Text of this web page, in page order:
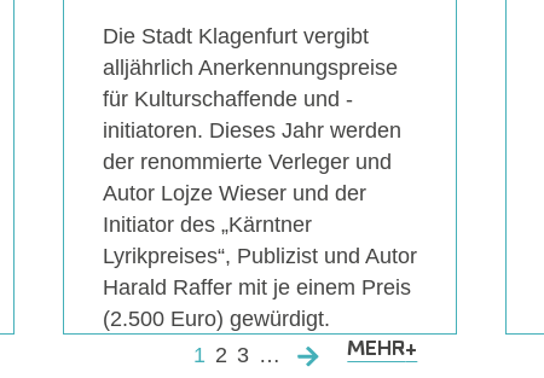
Die Stadt Klagenfurt vergibt
alljährlich Anerkennungspreise
für Kulturschaffende und -
initiatoren. Dieses Jahr werden
der renommierte Verleger und
Autor Lojze Wieser und der
Initiator des „Kärntner
Lyrikpreises“, Publizist und Autor
Harald Raffer mit je einem Preis
(2.500 Euro) gewürdigt.
MEHR+
1 2 3 …